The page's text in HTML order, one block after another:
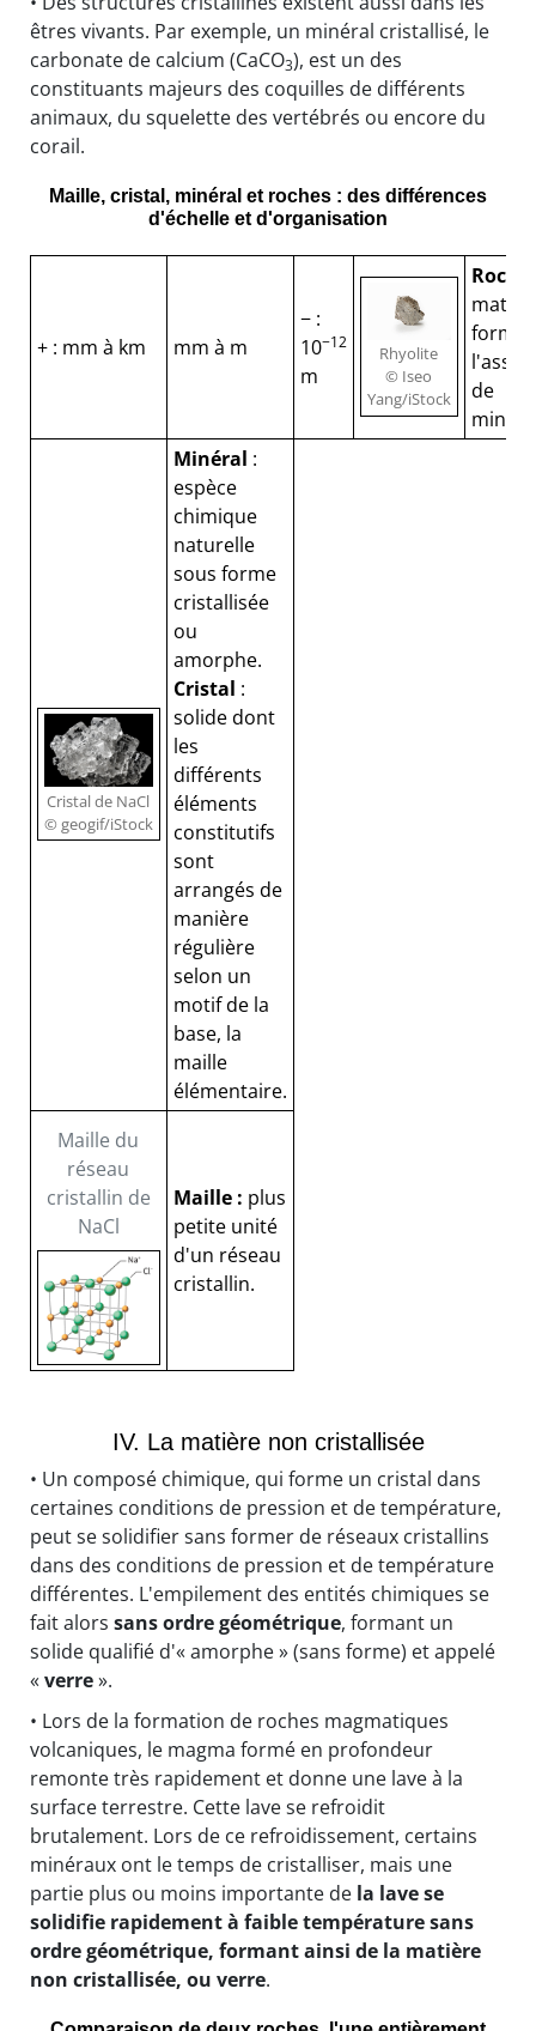
êtres vivants. Par exemple, un minéral cristallisé, le
carbonate de calcium (CaCO3), est un des
constituants majeurs des coquilles de différents
animaux, du squelette des vertébrés ou encore du
corail.
Maille, cristal, minéral et roches : des différences
d'échelle et d'organisation
+ : mm à km mm à m
− :
10−12
m
Rhyolite
© Iseo
Yang/iStock
Roche
formé
de
Cristal de NaCl
© geogif/iStock
Minéral :
espèce
chimique
naturelle
sous forme
cristallisée
ou
amorphe.
Cristal :
solide dont
les
différents
éléments
constitutifs
sont
arrangés de
manière
régulière
selon un
motif de la
base, la
maille
élémentaire.
Maille du
réseau
cristallin de
NaCl
Maille : plus
petite unité
d'un réseau
cristallin.
IV. La matière non cristallisée
• Un composé chimique, qui forme un cristal dans
certaines conditions de pression et de température,
peut se solidifier sans former de réseaux cristallins
dans des conditions de pression et de température
différentes. L'empilement des entités chimiques se
fait alors sans ordre géométrique, formant un
solide qualifié d'« amorphe » (sans forme) et appelé
«verre».
• Lors de la formation de roches magmatiques
volcaniques, le magma formé en profondeur
remonte très rapidement et donne une lave à la
surface terrestre. Cette lave se refroidit
brutalement. Lors de ce refroidissement, certains
minéraux ont le temps de cristalliser, mais une
partie plus ou moins importante de la lave se
solidifie rapidement à faible température sans
ordre géométrique, formant ainsi de la matière
non cristallisée, ou verre.